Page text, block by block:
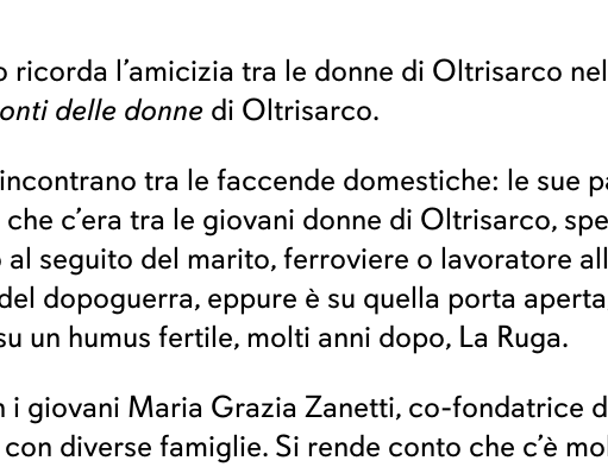
l’amicizia tra le donne di Oltrisarco nel
delle donne di Oltrisarco.
tra le faccende domestiche: le sue
c’era tra le giovani donne di Oltrisarco,
seguito del marito, ferroviere o lavoratore
dopoguerra, eppure è su quella porta
un humus fertile, molti anni dopo, La Ruga.
i giovani Maria Grazia Zanetti, co-fondatrice
diverse famiglie. Si rende conto che c’è